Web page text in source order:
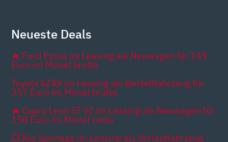
Neueste Deals
🔥 Ford Puma im Leasing als Neuwagen für 149
Euro im Monat brutto
Toyota bZ4X im Leasing als Bestellfahrzeug für
357 Euro im Monat brutto
🔥 Cupra Leon ST VZ im Leasing als Neuwagen für
158 Euro im Monat netto
💥 Kia Sportage im Leasing als Vorlauffahrzeug